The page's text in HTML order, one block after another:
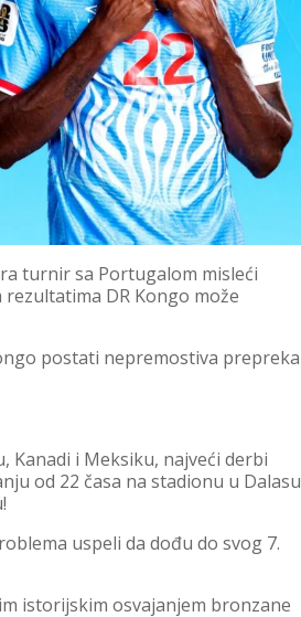
turnir sa Portugalom misleći
DR Kongo može
postati nepremostiva prepreka
Kanadi i Meksiku, najveći derbi
od 22 časa na stadionu u Dalasu
uspeli da dođu do svog 7.
istorijskim osvajanjem bronzane